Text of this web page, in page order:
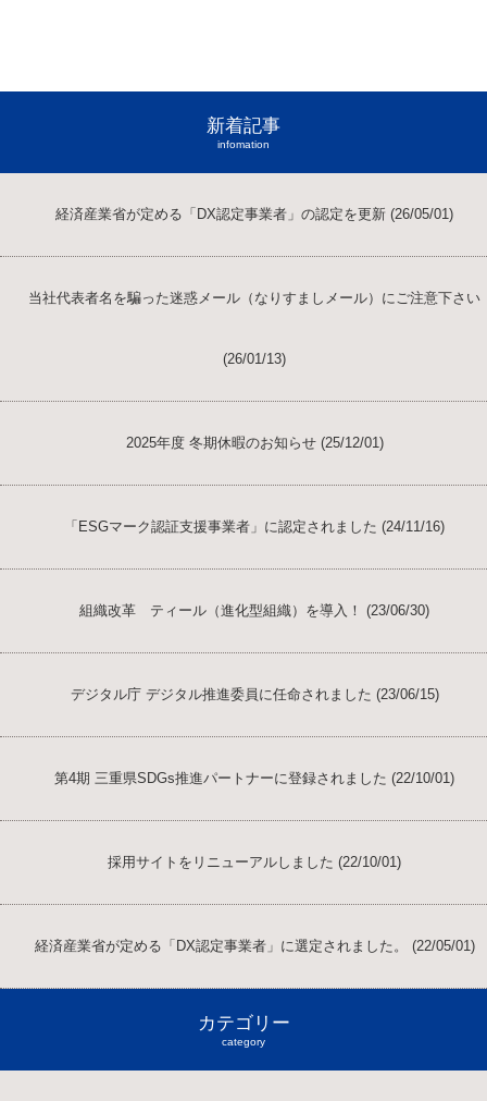
新着記事
infomation
経済産業省が定める「DX認定事業者」の認定を更新 (26/05/01)
当社代表者名を騙った迷惑メール（なりすましメール）にご注意下さい
(26/01/13)
2025年度 冬期休暇のお知らせ (25/12/01)
「ESGマーク認証支援事業者」に認定されました (24/11/16)
組織改革 ティール（進化型組織）を導入！ (23/06/30)
デジタル庁 デジタル推進委員に任命されました (23/06/15)
第4期 三重県SDGs推進パートナーに登録されました (22/10/01)
採用サイトをリニューアルしました (22/10/01)
経済産業省が定める「DX認定事業者」に選定されました。 (22/05/01)
カテゴリー
category